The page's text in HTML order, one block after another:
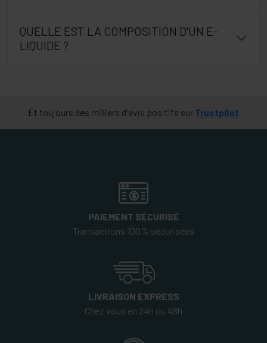
QUELLE EST LA COMPOSITION D'UN E-
LIQUIDE ?
Et toujours des milliers d'avis positifs sur Trustpilot
PAIEMENT SÉCURISÉ
Transactions 100% sécurisées
LIVRAISON EXPRESS
Chez vous en 24h ou 48h